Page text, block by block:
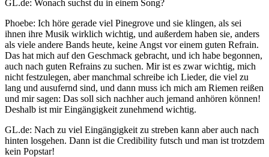
GL.de: Wonach suchst du in einem Song?
Phoebe: Ich höre gerade viel Pinegrove und sie klingen, als sei
ihnen ihre Musik wirklich wichtig, und außerdem haben sie, anders
als viele andere Bands heute, keine Angst vor einem guten Refrain.
Das hat mich auf den Geschmack gebracht, und ich habe begonnen,
auch nach guten Refrains zu suchen. Mir ist es zwar wichtig, mich
nicht festzulegen, aber manchmal schreibe ich Lieder, die viel zu
lang und ausufernd sind, und dann muss ich mich am Riemen reißen
und mir sagen: Das soll sich nachher auch jemand anhören können!
Deshalb ist mir Eingängigkeit zunehmend wichtig.
GL.de: Nach zu viel Eingängigkeit zu streben kann aber auch nach
hinten losgehen. Dann ist die Credibility futsch und man ist trotzdem
kein Popstar!